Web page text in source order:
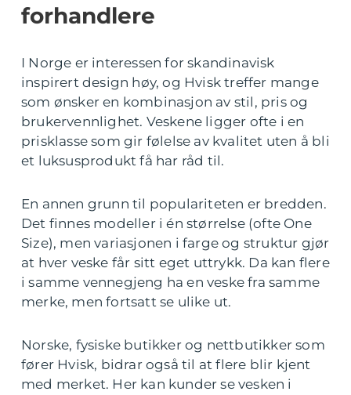
forhandlere
I Norge er interessen for skandinavisk
inspirert design høy, og Hvisk treffer mange
som ønsker en kombinasjon av stil, pris og
brukervennlighet. Veskene ligger ofte i en
prisklasse som gir følelse av kvalitet uten å bli
et luksusprodukt få har råd til.
En annen grunn til populariteten er bredden.
Det finnes modeller i én størrelse (ofte One
Size), men variasjonen i farge og struktur gjør
at hver veske får sitt eget uttrykk. Da kan flere
i samme vennegjeng ha en veske fra samme
merke, men fortsatt se ulike ut.
Norske, fysiske butikker og nettbutikker som
fører Hvisk, bidrar også til at flere blir kjent
med merket. Her kan kunder se vesken i